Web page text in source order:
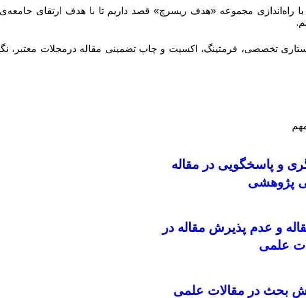
راه‌اندازی مجموعه «هدف ریسرچ» قصد داریم تا با هدف ارتقای
تخصصی، فرمتینگ، اکسپت و چاپ تضمینی مقاله درمجلات معتبر،
و پاسخگویی در مقاله
پژوهشی
و عدم پذیرش مقاله در
علمی
بحث در مقالات علمی